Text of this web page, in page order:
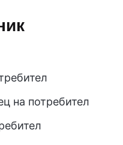
на потребител